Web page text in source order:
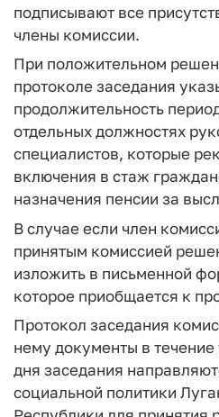
подписывают все
члены комиссии.
При положительном
протоколе заседания
продолжительность
отдельных должностях
специалистов, которые
включения в стаж
назначения пенсии за
В случае если член
принятым комиссией
изложить в письменной
которое приобщается к
Протокол заседания
нему документы в течение
дня заседания
социальной политики